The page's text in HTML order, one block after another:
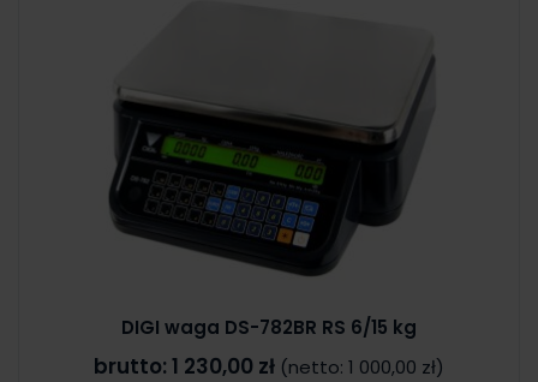
DIGI waga DS-782BR RS 6/15 kg
brutto: 1 230,00 zł (netto: 1 000,00 zł)